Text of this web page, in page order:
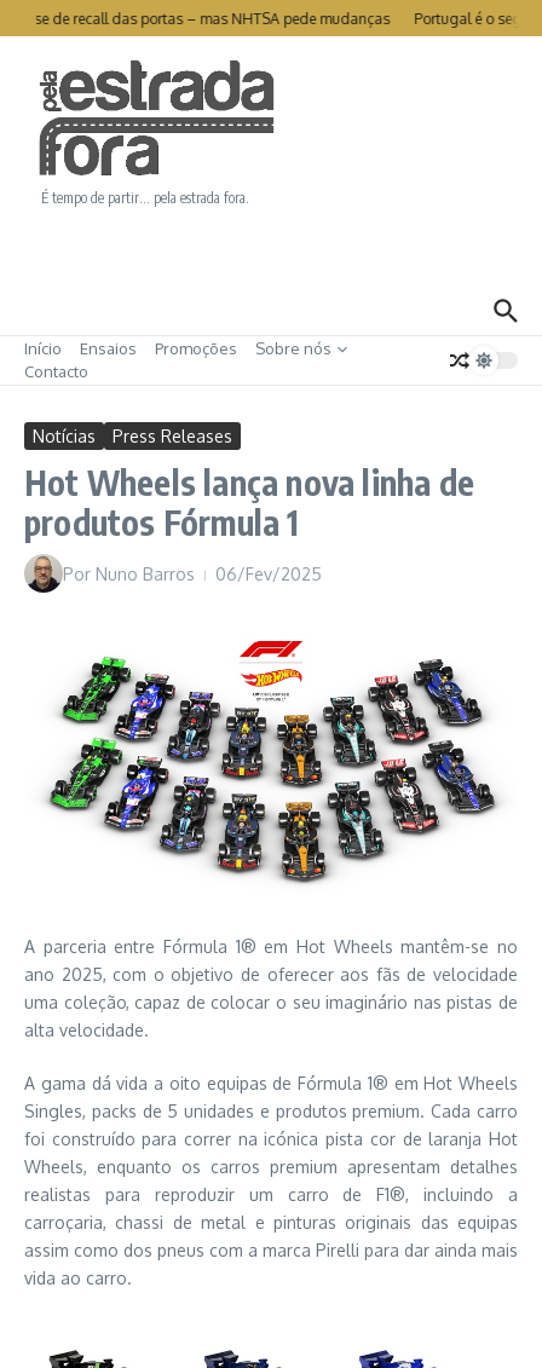
Ir para o conteúdo
se de recall das portas – mas NHTSA pede mudanças Portugal é o
É tempo de partir… pela estrada fora.
Início Ensaios Promoções
Sobre nós
Contacto
Notícias Press Releases
Hot Wheels lança nova linha de
produtos Fórmula 1
Por Nuno Barros 06/Fev/2025
A parceria entre Fórmula 1® em Hot Wheels mantêm-se no
ano 2025, com o objetivo de oferecer aos fãs de velocidade
uma coleção, capaz de colocar o seu imaginário nas pistas de
alta velocidade.
A gama dá vida a oito equipas de Fórmula 1® em Hot Wheels
Singles, packs de 5 unidades e produtos premium. Cada carro
foi construído para correr na icónica pista cor de laranja Hot
Wheels, enquanto os carros premium apresentam detalhes
realistas para reproduzir um carro de F1®, incluindo a
carroçaria, chassi de metal e pinturas originais das equipas
assim como dos pneus com a marca Pirelli para dar ainda mais
vida ao carro.